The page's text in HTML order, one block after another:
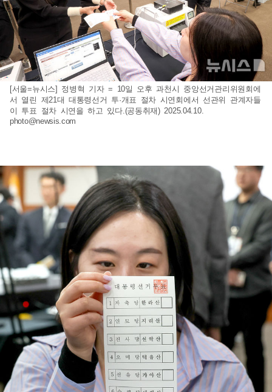
[서울=뉴시스] 정병혁 기자 = 10일 오후 과천시 중앙선거관리위원회에
서 열린 제21대 대통령선거 투·개표 절차 시연회에서 선관위 관계자들
이 투표 절차 시연을 하고 있다.(공동취재) 2025.04.10.
photo@newsis.com